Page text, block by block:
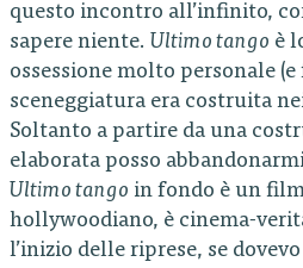
questo incontro all’infinito,
sapere niente. Ultimo tango è
ossessione molto personale (e
sceneggiatura era costruita
Soltanto a partire da una
elaborata posso
Ultimo tango in fondo è un
hollywoodiano, è cinema-
l’inizio delle riprese, se